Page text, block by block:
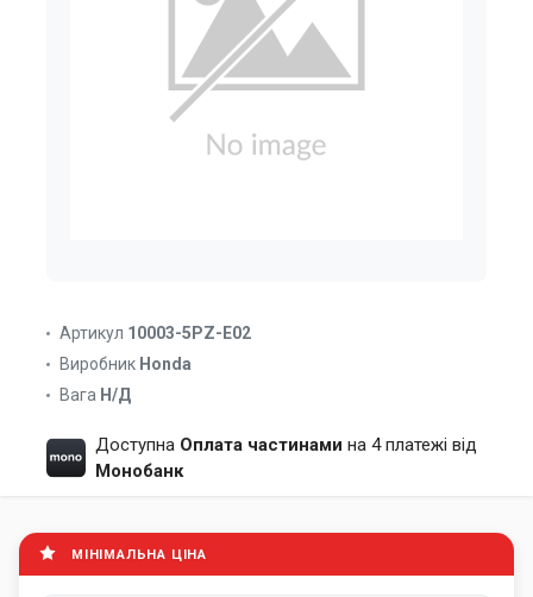
Артикул 10003-5PZ-E02
Виробник Honda
Вага Н/Д
Доступна Оплата частинами на 4 платежі від
Монобанк
МІНІМАЛЬНА ЦІНА